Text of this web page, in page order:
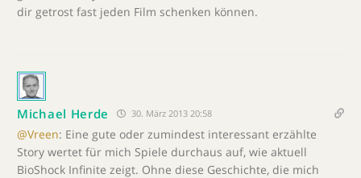
dir getrost fast jeden Film schenken können.
Michael Herde 30. März 2013 20:58
@Vreen: Eine gute oder zumindest interessant erzählte
Story wertet für mich Spiele durchaus auf, wie aktuell
BioShock Infinite zeigt. Ohne diese Geschichte, die mich